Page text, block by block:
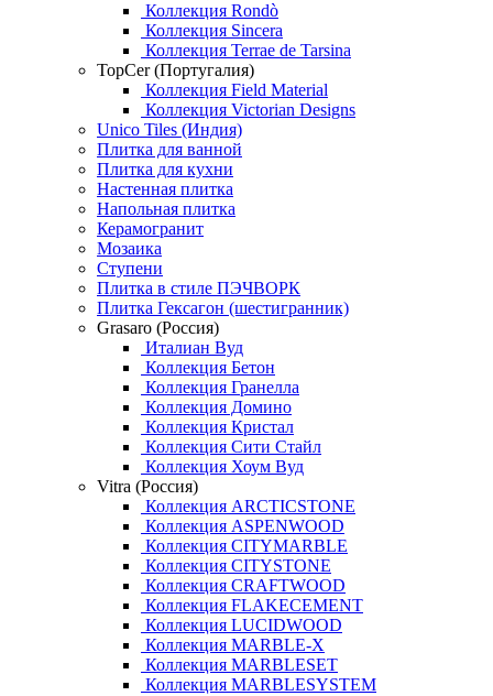
Коллекция Rondò
Коллекция Sincera
Коллекция Terrae de Tarsina
TopCer (Португалия)
Коллекция Field Material
Коллекция Victorian Designs
Unico Tiles (Индия)
Плитка для ванной
Плитка для кухни
Настенная плитка
Напольная плитка
Керамогранит
Мозаика
Ступени
Плитка в стиле ПЭЧВОРК
Плитка Гексагон (шестигранник)
Grasaro (Россия)
Италиан Вуд
Коллекция Бетон
Коллекция Гранелла
Коллекция Домино
Коллекция Кристал
Коллекция Сити Стайл
Коллекция Хоум Вуд
Vitra (Россия)
Коллекция ARCTICSTONE
Коллекция ASPENWOOD
Коллекция CITYMARBLE
Коллекция CITYSTONE
Коллекция CRAFTWOOD
Коллекция FLAKECEMENT
Коллекция LUCIDWOOD
Коллекция MARBLE-X
Коллекция MARBLESET
Коллекция MARBLESYSTEM